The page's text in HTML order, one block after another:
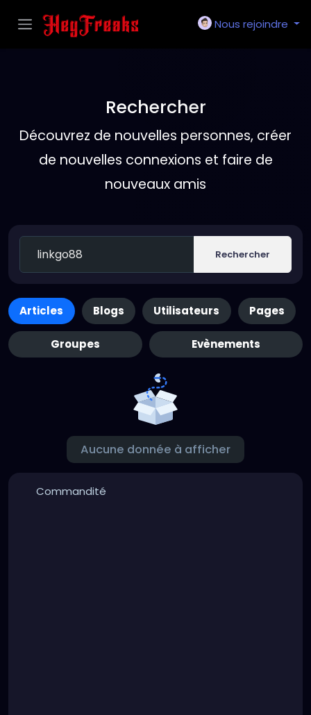
Nous rejoindre
Rechercher
Découvrez de nouvelles personnes, créer
de nouvelles connexions et faire de
nouveaux amis
Rechercher
Articles Blogs Utilisateurs Pages
Groupes Evènements
Aucune donnée à afficher
Commandité